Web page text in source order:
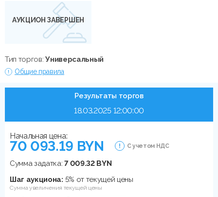
АУКЦИОН ЗАВЕРШЕН
Тип торгов:Универсальный
Общие правила
Результаты торгов
18.03.2025 12:00:00
Начальная цена:
70 093.19 BYN С учетом НДС
Сумма задатка:7 009.32 BYN
Шаг аукциона: 5% от текущей цены
Сумма увеличения текущей цены